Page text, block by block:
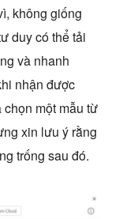
không giống
duy có thể tải
và nhanh
nhận được
một mẫu từ
xin lưu ý rằng
trống sau đó.